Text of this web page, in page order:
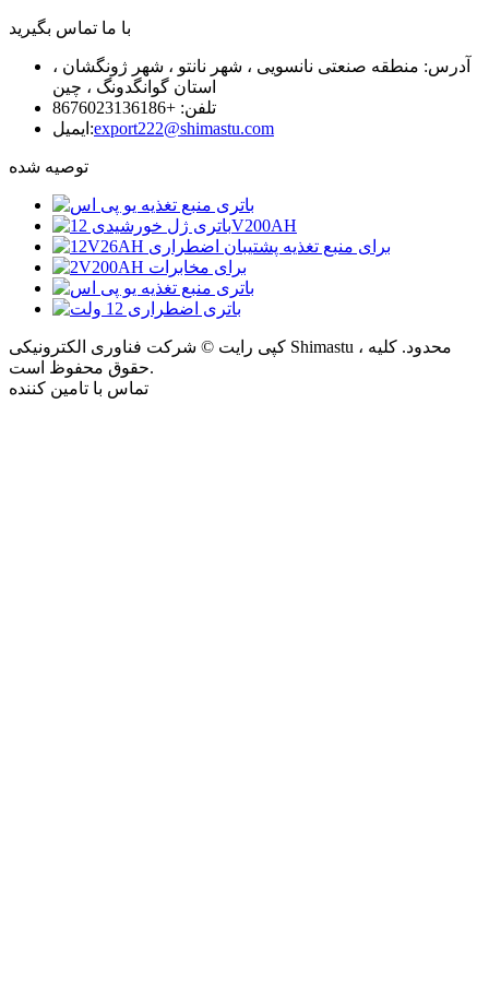
با ما تماس بگیرید
آدرس: منطقه صنعتی نانسویی ، شهر نانتو ، شهر ژونگشان ،
استان گوانگدونگ ، چین
تلفن: +8676023136186
ایمیل:export222@shimastu.com
توصیه شده
کپی رایت © شرکت فناوری الکترونیکی Shimastu ، محدود. کلیه
حقوق محفوظ است.
تماس با تامین کننده